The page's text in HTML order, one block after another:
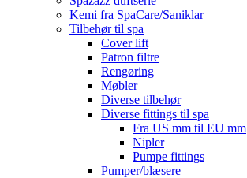
Kemi fra SpaCare/Saniklar
Tilbehør til spa
Cover lift
Patron filtre
Rengøring
Møbler
Diverse tilbehør
Diverse fittings til spa
Fra US mm til EU mm
Nipler
Pumpe fittings
Pumper/blæsere